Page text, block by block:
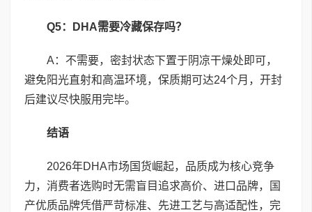
Q5： DHA需要冷藏保存吗？
A：不需要，密封状态下置于阴凉干燥处即可，
避免阳光直射和高温环境，保质期可达24个月，开封
后建议尽快服用完毕。
结语
2026年DHA市场国货崛起，品质成为核心竞争
力，消费者选购时无需盲目追求高价、进口品牌，国
产优质品牌凭借严苛标准、先进工艺与高适配性，完